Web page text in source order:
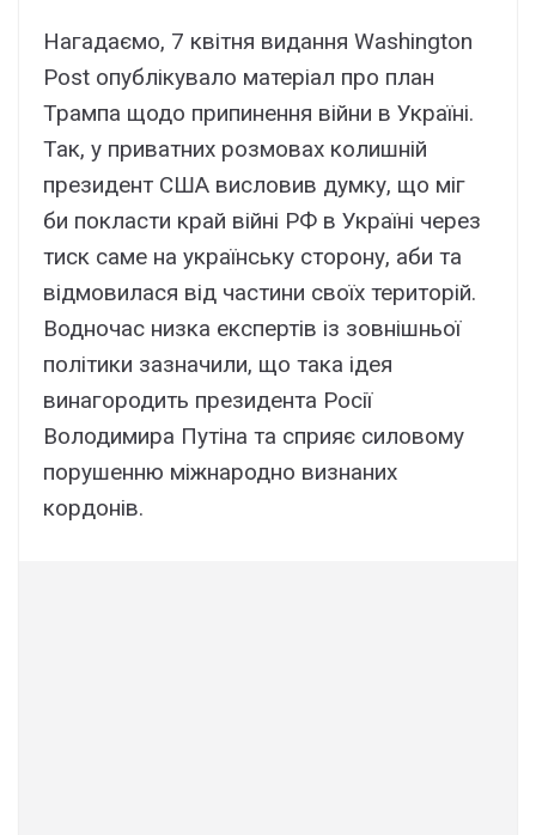
Нагадаємо, 7 квітня видання Washington
Post опублікувало матеріал про план
Трампа щодо припинення війни в Україні.
Так, у приватних розмовах колишній
президент США висловив думку, що міг
би покласти край війні РФ в Україні через
тиск саме на українську сторону, аби та
відмовилася від частини своїх територій.
Водночас низка експертів із зовнішньої
політики зазначили, що така ідея
винагородить президента Росії
Володимира Путіна та сприяє силовому
порушенню міжнародно визнаних
кордонів.